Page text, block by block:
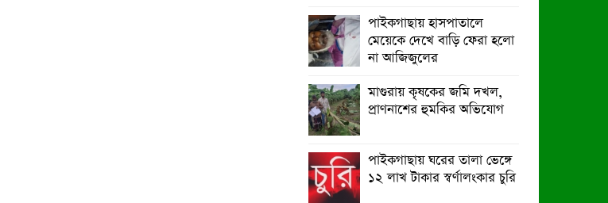
পাইকগাছায় হাসপাতালে
মেয়েকে দেখে বাড়ি ফেরা হলো
না আজিজুলের
মাগুরায় কৃষকের জমি দখল,
প্রাণনাশের হুমকির অভিযোগ
পাইকগাছায় ঘরের তালা ভেঙ্গে
১২ লাখ টাকার স্বর্ণালংকার চুরি